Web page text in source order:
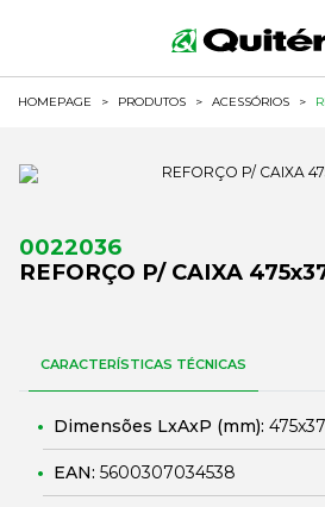
HOMEPAGE > PRODUTOS > ACESSÓRIOS >
0022036
REFORÇO P/ CAIXA
CARACTERÍSTICAS TÉCNICAS
Dimensões LxAxP (mm):
EAN: 5600307034538